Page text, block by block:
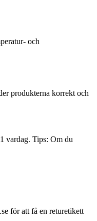
och
produkterna korrekt och
vardag. Tips: Om du
för att få en returetikett